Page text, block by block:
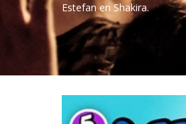
Estefan en Shakira.